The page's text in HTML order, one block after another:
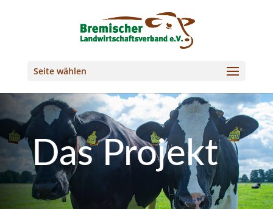
Seite wählen
Das Projekt